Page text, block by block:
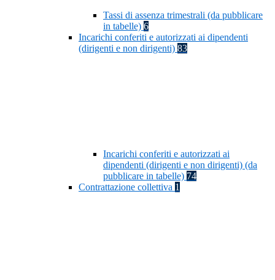
Tassi di assenza trimestrali (da pubblicare
in tabelle) 6
Incarichi conferiti e autorizzati ai dipendenti
(dirigenti e non dirigenti) 83
Incarichi conferiti e autorizzati ai
dipendenti (dirigenti e non dirigenti) (da
pubblicare in tabelle) 74
Contrattazione collettiva 1